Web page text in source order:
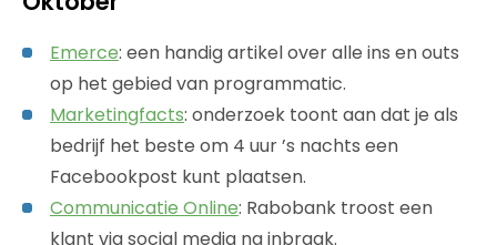
Emerce: een handig artikel over alle ins en outs
op het gebied van programmatic.
Marketingfacts: onderzoek toont aan dat je als
bedrijf het beste om 4 uur ’s nachts een
Facebookpost kunt plaatsen.
Communicatie Online: Rabobank troost een
klant via social media na inbraak.